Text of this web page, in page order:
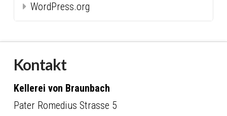
WordPress.org
Kontakt
Kellerei von Braunbach
Pater Romedius Strasse 5